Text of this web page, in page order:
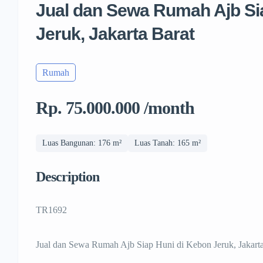
Jual dan Sewa Rumah Ajb
Jeruk, Jakarta Barat
Rumah
Rp. 75.000.000 /month
Luas Bangunan: 176 m² Luas Tanah: 165 m²
Description
TR1692
Jual dan Sewa Rumah Ajb Siap Huni di Kebon Jeruk,